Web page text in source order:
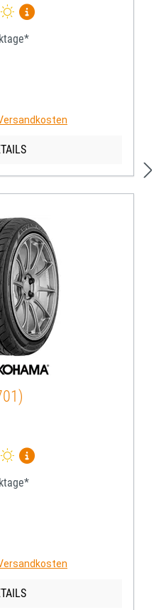
Mehr Informationen zum
Mehr Informationen zum